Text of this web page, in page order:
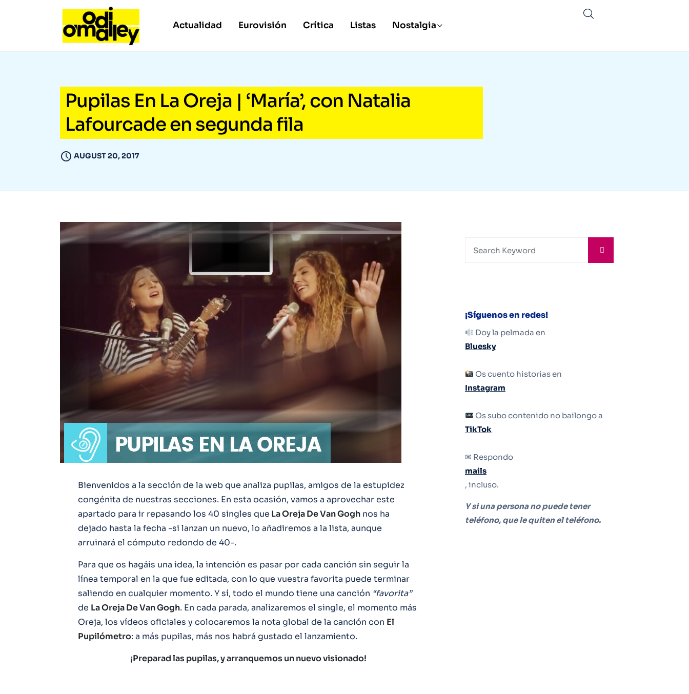
Actualidad Eurovisión Crítica Listas Nostalgia
Pupilas En La Oreja | ‘María’, con Natalia
Lafourcade en segunda fila
AUGUST 20, 2017
Bienvenidos a la sección de la web que analiza pupilas, amigos de la estupidez
congénita de nuestras secciones. En esta ocasión, vamos a aprovechar este
apartado para ir repasando los 40 singles que La Oreja De Van Gogh nos ha
dejado hasta la fecha -si lanzan un nuevo, lo añadiremos a la lista, aunque
arruinará el cómputo redondo de 40-.
Para que os hagáis una idea, la intención es pasar por cada canción sin seguir la
línea temporal en la que fue editada, con lo que vuestra favorita puede terminar
saliendo en cualquier momento. Y sí, todo el mundo tiene una canción “favorita”
de La Oreja De Van Gogh. En cada parada, analizaremos el single, el momento más
Oreja, los vídeos oficiales y colocaremos la nota global de la canción con El
Pupilómetro: a más pupilas, más nos habrá gustado el lanzamiento.
¡Preparad las pupilas, y arranquemos un nuevo visionado!
¡Síguenos en redes!
Doy la pelmada en
Bluesky
Os cuento historias en
Instagram
Os subo contenido no bailongo a
TikTok
✉ Respondo
mails
, incluso.
Y si una persona no puede tener
teléfono, que le quiten el teléfono.